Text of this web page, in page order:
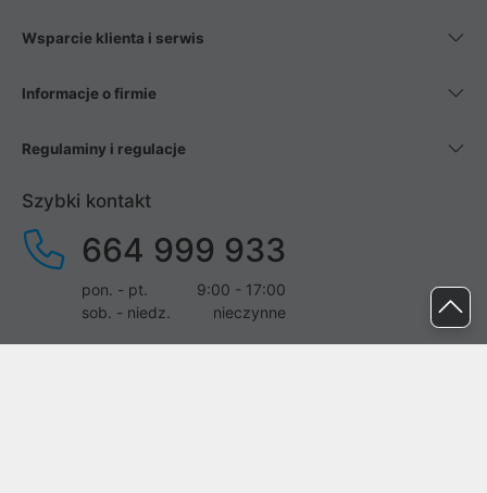
Wsparcie klienta i serwis
Informacje o firmie
Regulaminy i regulacje
Szybki kontakt
664 999 933
pon. - pt.
9:00 - 17:00
sob. - niedz.
nieczynne